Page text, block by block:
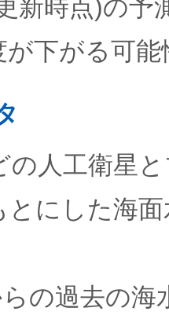
新時点)の予
が下がる可
の人工衛星
とにした海
の過去の海